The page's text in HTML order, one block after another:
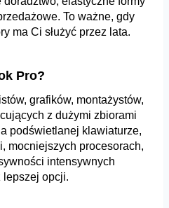
To ważne, gdy
ma Ci służyć przez lata.
Pro?
grafików, montażystów,
z dużymi zbiorami
podświetlanej klawiaturze,
mocniejszych procesorach,
intensywnych
lepszej opcji.